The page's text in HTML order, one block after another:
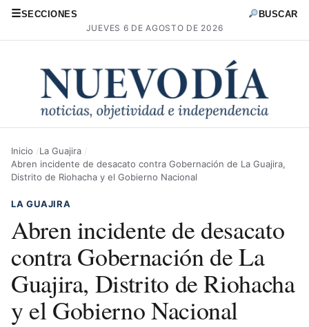
☰SECCIONES
JUEVES 6 DE AGOSTO DE 2026
BUSCAR
Inicio
La Guajira
Abren incidente de desacato contra Gobernación de La Guajira,
Distrito de Riohacha y el Gobierno Nacional
LA GUAJIRA
Abren incidente de desacato
contra Gobernación de La
Guajira, Distrito de Riohacha
y el Gobierno Nacional